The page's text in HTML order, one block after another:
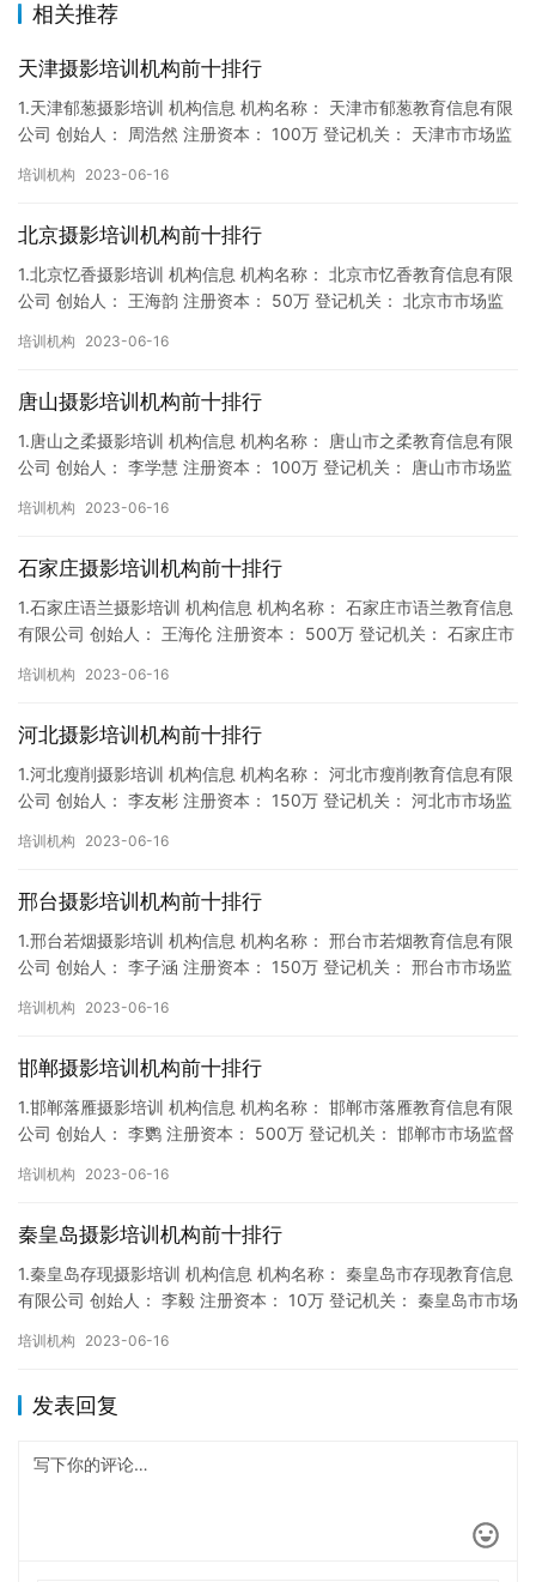
相关推荐
天津摄影培训机构前十排行
1.天津郁葱摄影培训 机构信息 机构名称： 天津市郁葱教育信息有限
公司 创始人： 周浩然 注册资本： 100万 登记机关： 天津市市场监
培训机构 2023-06-16
北京摄影培训机构前十排行
1.北京忆香摄影培训 机构信息 机构名称： 北京市忆香教育信息有限
公司 创始人： 王海韵 注册资本： 50万 登记机关： 北京市市场监
培训机构 2023-06-16
唐山摄影培训机构前十排行
1.唐山之柔摄影培训 机构信息 机构名称： 唐山市之柔教育信息有限
公司 创始人： 李学慧 注册资本： 100万 登记机关： 唐山市市场监
培训机构 2023-06-16
石家庄摄影培训机构前十排行
1.石家庄语兰摄影培训 机构信息 机构名称： 石家庄市语兰教育信息
有限公司 创始人： 王海伦 注册资本： 500万 登记机关： 石家庄市
培训机构 2023-06-16
河北摄影培训机构前十排行
1.河北瘦削摄影培训 机构信息 机构名称： 河北市瘦削教育信息有限
公司 创始人： 李友彬 注册资本： 150万 登记机关： 河北市市场监
培训机构 2023-06-16
邢台摄影培训机构前十排行
1.邢台若烟摄影培训 机构信息 机构名称： 邢台市若烟教育信息有限
公司 创始人： 李子涵 注册资本： 150万 登记机关： 邢台市市场监
培训机构 2023-06-16
邯郸摄影培训机构前十排行
1.邯郸落雁摄影培训 机构信息 机构名称： 邯郸市落雁教育信息有限
公司 创始人： 李鹦 注册资本： 500万 登记机关： 邯郸市市场监督
培训机构 2023-06-16
秦皇岛摄影培训机构前十排行
1.秦皇岛存现摄影培训 机构信息 机构名称： 秦皇岛市存现教育信息
有限公司 创始人： 李毅 注册资本： 10万 登记机关： 秦皇岛市市场
培训机构 2023-06-16
发表回复